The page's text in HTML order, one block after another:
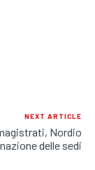
NEXT ARTICLE
Nordio
delle sedi